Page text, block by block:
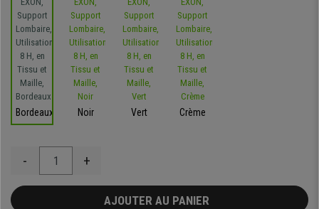
Bordeaux Noir Vert Crème
- +
AJOUTER AU PANIER